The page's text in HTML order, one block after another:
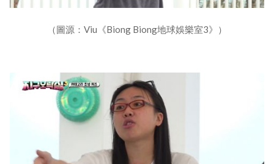
（圖源：Viu《Biong Biong地球娛樂室3》）